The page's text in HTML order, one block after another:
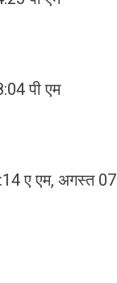
पी एम
ए एम, अगस्त 07